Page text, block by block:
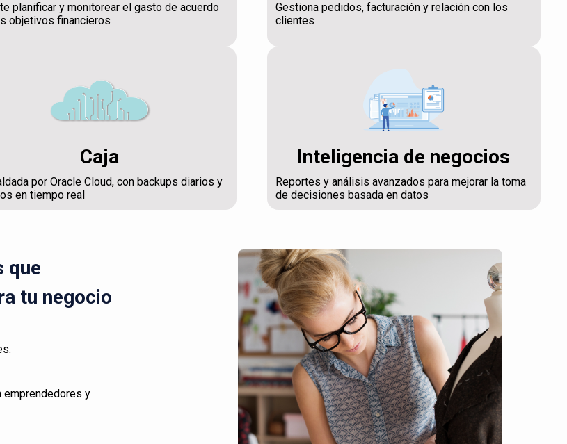
planificar y monitorear el gasto de acuerdo
objetivos financieros
Gestiona pedidos, facturación y relación con los
clientes
Caja
por Oracle Cloud, con backups diarios y
en tiempo real
Inteligencia de negocios
Reportes y análisis avanzados para mejorar la toma
de decisiones basada en datos
que
tu negocio
emprendedores y